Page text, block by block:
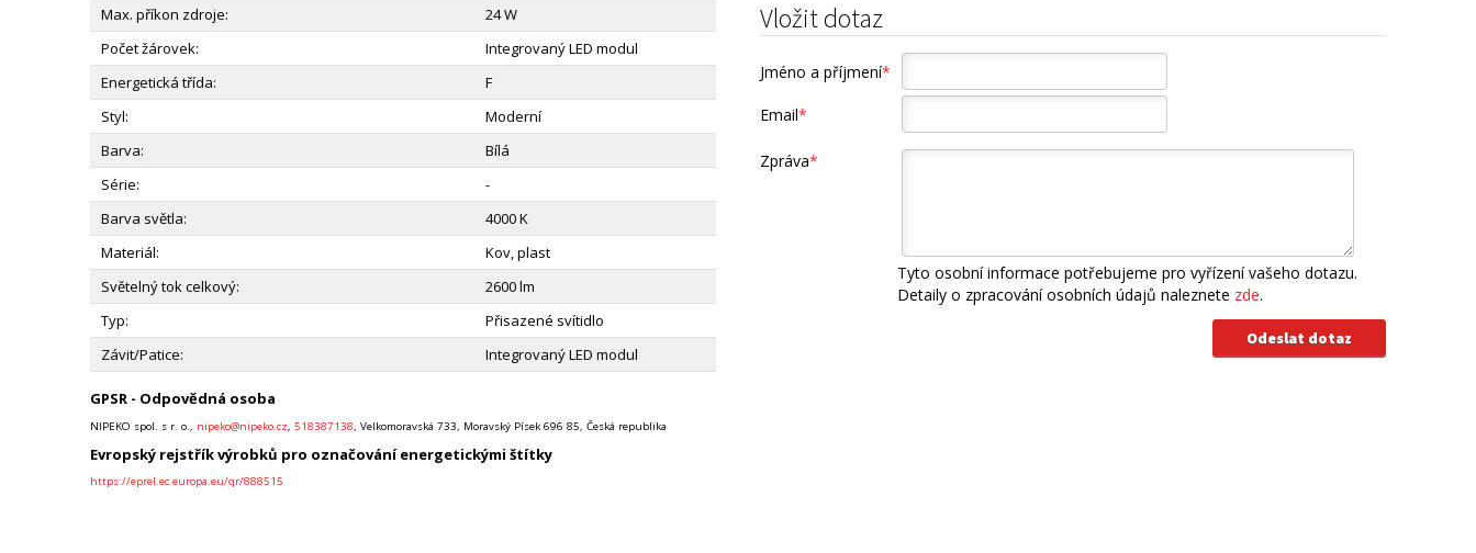
Max. příkon zdroje:
24 W
Počet žárovek:
Integrovaný LED modul
Energetická třída:
F
Styl:
Moderní
Barva:
Bílá
Série:
-
Barva světla:
4000 K
Materiál:
Kov, plast
Světelný tok celkový:
2600 lm
Typ:
Přisazené svítidlo
Závit/Patice:
Integrovaný LED modul
Vložit dotaz
Jméno a příjmení*
Email*
Zpráva*
Tyto osobní informace potřebujeme pro vyřízení vašeho dotazu.
Detaily o zpracování osobních údajů naleznete zde.
GPSR - Odpovědná osoba
NIPEKO spol. s r. o., nipeko@nipeko.cz, 518387138, Velkomoravská 733, Moravský Písek 696 85, Česká republika
Evropský rejstřík výrobků pro označování energetickými štítky
https://eprel.ec.europa.eu/qr/888515